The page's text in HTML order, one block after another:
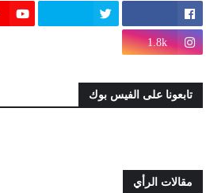
1.8k
تابعونا على الفيس بوك
مقالات الرأي